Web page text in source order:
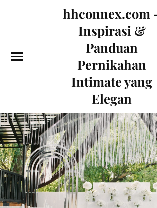
hhconnex.com
Inspirasi &
Panduan
Pernikahan
Intimate yang
Elegan